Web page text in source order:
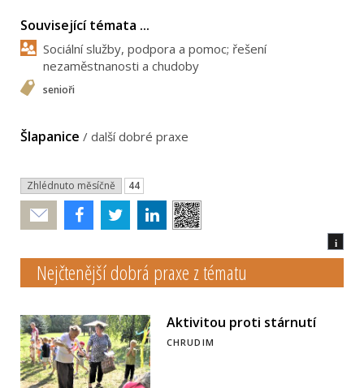
Související témata ...
Sociální služby, podpora a pomoc; řešení
nezaměstnanosti a chudoby
senioři
Šlapanice / další dobré praxe
Zhlédnuto měsíčně 44
Poslat
i
Nejčtenější dobrá praxe z tématu
Aktivitou proti stárnutí
CHRUDIM